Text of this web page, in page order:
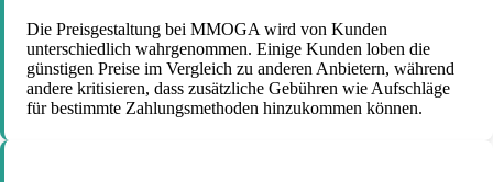
Die Preisgestaltung bei MMOGA wird von Kunden
unterschiedlich wahrgenommen. Einige Kunden loben die
günstigen Preise im Vergleich zu anderen Anbietern, während
andere kritisieren, dass zusätzliche Gebühren wie Aufschläge
für bestimmte Zahlungsmethoden hinzukommen können.